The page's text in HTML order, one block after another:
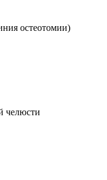
остеотомии)
челюсти